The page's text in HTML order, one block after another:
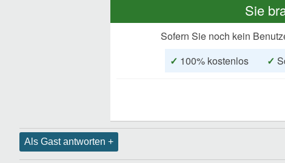
Sie
Sofern Sie noch kein
✓ 100% kostenlos ✓
Als Gast antworten +